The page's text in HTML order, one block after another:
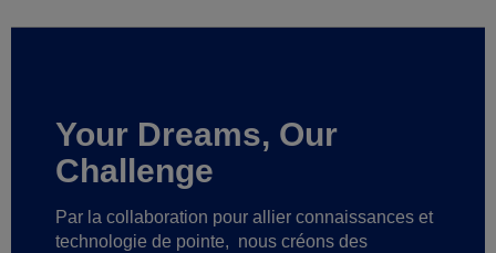
Your Dreams, Our
Challenge
Par la collaboration pour allier connaissances et
technologie de pointe, nous créons des